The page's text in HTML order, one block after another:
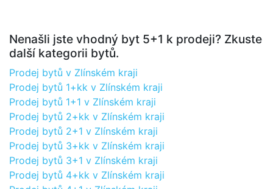
Nenašli jste vhodný byt 5+1 k prodeji? Zkuste
další kategorii bytů.
Prodej bytů v Zlínském kraji
Prodej bytů 1+kk v Zlínském kraji
Prodej bytů 1+1 v Zlínském kraji
Prodej bytů 2+kk v Zlínském kraji
Prodej bytů 2+1 v Zlínském kraji
Prodej bytů 3+kk v Zlínském kraji
Prodej bytů 3+1 v Zlínském kraji
Prodej bytů 4+kk v Zlínském kraji